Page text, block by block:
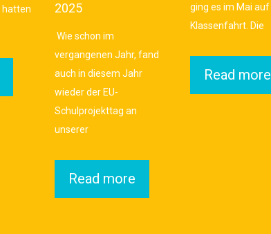
hatten
2025
Wie schon im
vergangenen Jahr, fand
auch in diesem Jahr
wieder der EU-
Schulprojekttag an
unserer
Read more
ging es im Mai auf
Klassenfahrt. Die
Read more